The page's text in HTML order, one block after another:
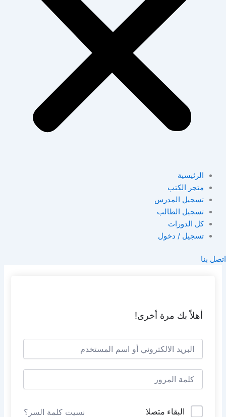
الرئيسية
متجر الكتب
تسجيل المدرس
تسجيل الطالب
كل الدورات
تسجيل / دخول
اتصل بنا
أهلاً بك مرة أخرى!
البقاء متصلا نسيت كلمة السر؟